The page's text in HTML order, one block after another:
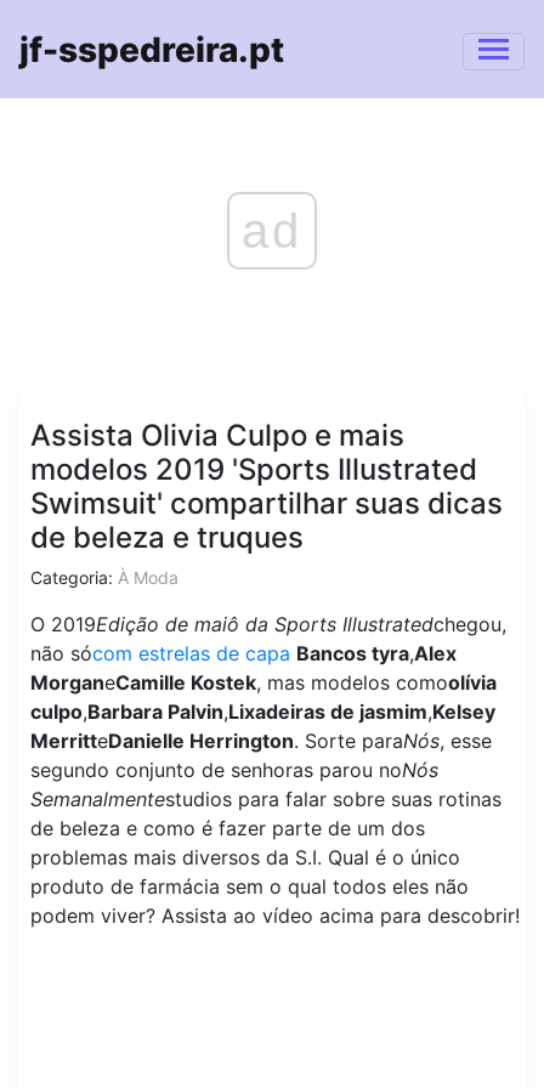
jf-sspedreira.pt
ad
Assista Olivia Culpo e mais
modelos 2019 'Sports Illustrated
Swimsuit' compartilhar suas dicas
de beleza e truques
Categoria: À Moda
O 2019Edição de maiô da Sports Illustratedchegou,
não sócom estrelas de capa Bancos tyra,Alex
MorganeCamille Kostek, mas modelos comoolívia
culpo,Barbara Palvin,Lixadeiras de jasmim,Kelsey
MerritteDanielle Herrington. Sorte paraNós, esse
segundo conjunto de senhoras parou noNós
Semanalmentestudios para falar sobre suas rotinas
de beleza e como é fazer parte de um dos
problemas mais diversos da S.I. Qual é o único
produto de farmácia sem o qual todos eles não
podem viver? Assista ao vídeo acima para descobrir!